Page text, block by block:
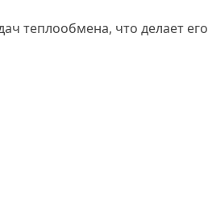
теплообмена, что делает его